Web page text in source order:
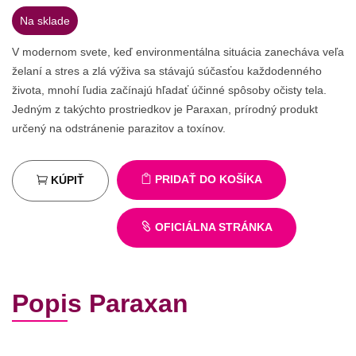
Na sklade
V modernom svete, keď environmentálna situácia zanecháva veľa
želaní a stres a zlá výživa sa stávajú súčasťou každodenného
života, mnohí ľudia začínajú hľadať účinné spôsoby očisty tela.
Jedným z takýchto prostriedkov je Paraxan, prírodný produkt
určený na odstránenie parazitov a toxínov.
PRIDAŤ DO KOŠÍKA
KÚPIŤ
OFICIÁLNA STRÁNKA
Popis Paraxan